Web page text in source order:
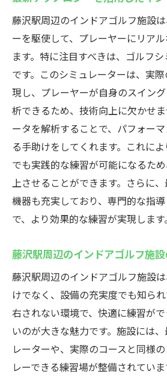
藤沢駅周辺のインドアゴルフ施設
ーを駆使して、プレーヤーにリア
ます。特に注目すべきは、ゴルフ
です。このシミュレーターは、実
現し、プレーヤーが自身のスイン
析できるため、技術向上に欠かせ
ータを解析することで、パフォー
る手助けをしてくれます。これに
でも実践的な練習が可能になるた
上させることができます。さらに
機器も充実しており、専門的な指
で、より効果的な練習が実現します。
藤沢駅周辺のインドアゴルフ施
藤沢駅周辺のインドアゴルフ施設
けでなく、設備の充実度でも知ら
右されない環境で、快適に練習が
いのが大きな魅力です。施設には
レーターや、実際のコースと同様
レーできる練習場が整備されてい